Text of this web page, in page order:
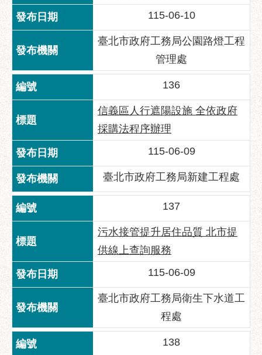
115-06-10
臺北市政府工務局公園路燈工程
管理處
136
信義區人行遮陽設施 全依政府
採購法程序辦理
115-06-09
臺北市政府工務局新建工程處
137
污水接管提升居住品質 北市提
供線上查詢服務
115-06-09
臺北市政府工務局衛生下水道工
程處
138